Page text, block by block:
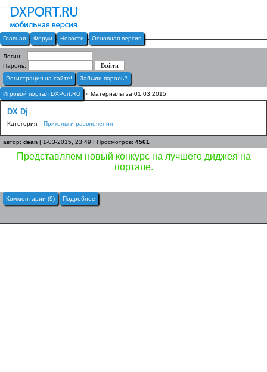
Главная Форум Новости Основная версия
Логин:
Пароль:
Регистрация на сайте!
Забыли пароль?
Игровой портал DXPort.RU » Материалы за 01.03.2015
DX Dj
Категория: Приколы и развлечения
автор: dean | 1-03-2015, 23:49 | Просмотров: 4561
Представляем новый конкурс на лучшего диджея на
портале.
Комментарии (9) Подробнее